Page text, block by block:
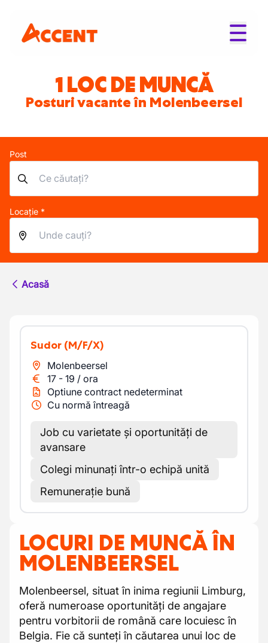
1 LOC DE MUNCĂ
Posturi vacante în Molenbeersel
Post
Locație *
Acasă
Sudor (M/F/X)
Molenbeersel
17 - 19 / ora
Optiune contract nedeterminat
Cu normă întreagă
Job cu varietate și oportunități de
avansare
Colegi minunați într-o echipă unită
Remunerație bună
LOCURI DE MUNCĂ ÎN
MOLENBEERSEL
Molenbeersel, situat în inima regiunii Limburg,
oferă numeroase oportunități de angajare
pentru vorbitorii de română care locuiesc în
Belgia. Fie că sunteți în căutarea unui loc de